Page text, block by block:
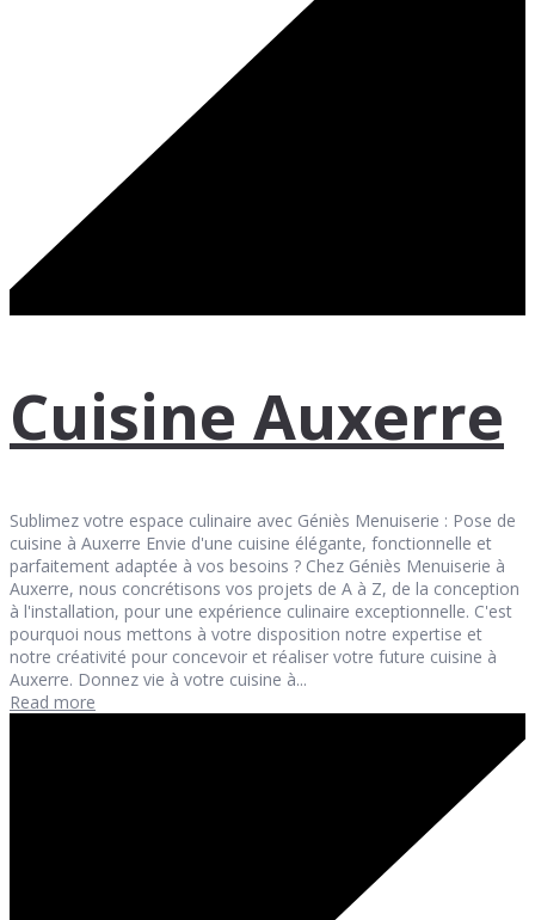
Cuisine Auxerre
Sublimez votre espace culinaire avec Géniès Menuiserie : Pose de
cuisine à Auxerre Envie d'une cuisine élégante, fonctionnelle et
parfaitement adaptée à vos besoins ? Chez Géniès Menuiserie à
Auxerre, nous concrétisons vos projets de A à Z, de la conception
à l'installation, pour une expérience culinaire exceptionnelle. C'est
pourquoi nous mettons à votre disposition notre expertise et
notre créativité pour concevoir et réaliser votre future cuisine à
Auxerre. Donnez vie à votre cuisine à...
Read more